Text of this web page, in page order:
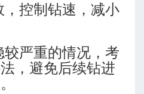
控制钻速，减小
严重的情况，考
，避免后续钻进